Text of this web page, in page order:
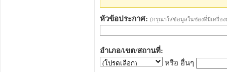
หัวข้อประกาศ: (กรุณาใส่ข้อมูลในช่องที่มีเครื่อ
อำเภอ/เขต/สถานที่:
หรือ อื่นๆ